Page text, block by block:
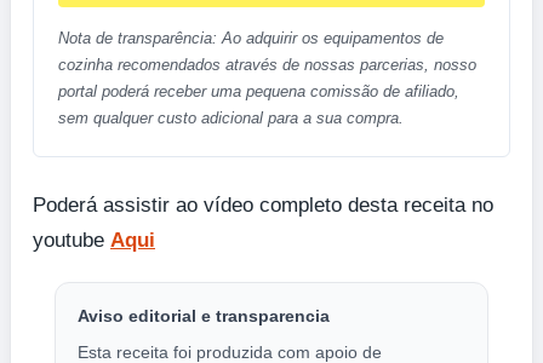
Nota de transparência: Ao adquirir os equipamentos de
cozinha recomendados através de nossas parcerias, nosso
portal poderá receber uma pequena comissão de afiliado,
sem qualquer custo adicional para a sua compra.
Poderá assistir ao vídeo completo desta receita no
youtube Aqui
Aviso editorial e transparencia
Esta receita foi produzida com apoio de